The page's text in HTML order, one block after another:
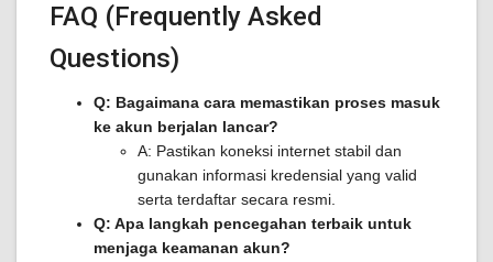
FAQ (Frequently Asked
Questions)
Q: Bagaimana cara memastikan proses masuk
ke akun berjalan lancar?
A: Pastikan koneksi internet stabil dan
gunakan informasi kredensial yang valid
serta terdaftar secara resmi.
Q: Apa langkah pencegahan terbaik untuk
menjaga keamanan akun?